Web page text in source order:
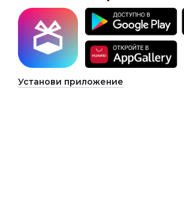
Установи приложение